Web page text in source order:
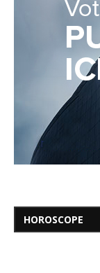
HOROSCOPE